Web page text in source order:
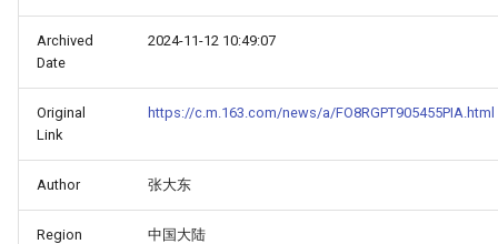
Archived
Date
2024-11-12 10:49:07
Original
Link
https://c.m.163.com/news/a/FO8RGPT905455PIA.html
Author 张大东
Region 中国大陆